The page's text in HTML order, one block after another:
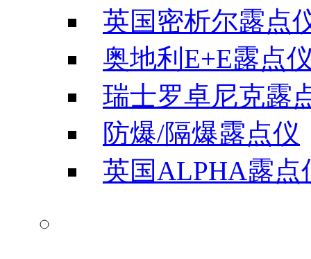
英国密析尔露点
奥地利E+E露点
瑞士罗卓尼克露
防爆/隔爆露点仪
英国ALPHA露点